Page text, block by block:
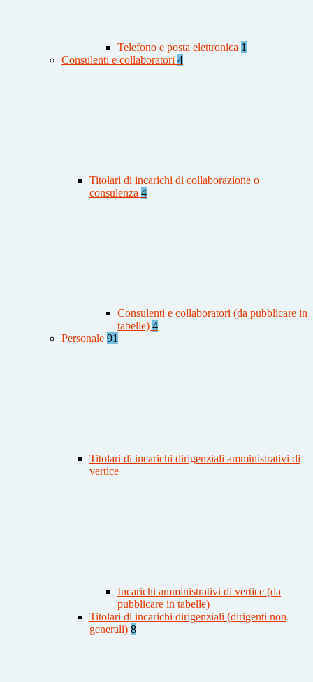
Telefono e posta elettronica 1
Consulenti e collaboratori 4
Titolari di incarichi di collaborazione o
consulenza 4
Consulenti e collaboratori (da pubblicare in
tabelle) 4
Personale 91
Titolari di incarichi dirigenziali amministrativi di
vertice
Incarichi amministrativi di vertice (da
pubblicare in tabelle)
Titolari di incarichi dirigenziali (dirigenti non
generali) 8